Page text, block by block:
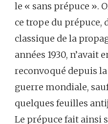
le « sans prépuce ».
ce trope du prépuce,
classique de la
années 1930, n’avait
reconvoqué depuis
guerre mondiale,
quelques feuilles
Le prépuce fait ainsi